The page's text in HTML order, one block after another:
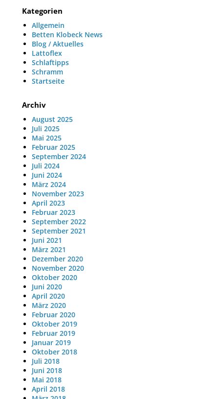
Kategorien
Allgemein
Betten Klobeck News
Blog / Aktuelles
Lattoflex
Schlaftipps
Schramm
Startseite
Archiv
August 2025
Juli 2025
Mai 2025
Februar 2025
September 2024
Juli 2024
Juni 2024
März 2024
November 2023
April 2023
Februar 2023
September 2022
September 2021
Juni 2021
März 2021
Dezember 2020
November 2020
Oktober 2020
Juni 2020
April 2020
März 2020
Februar 2020
Oktober 2019
Februar 2019
Januar 2019
Oktober 2018
Juli 2018
Juni 2018
Mai 2018
April 2018